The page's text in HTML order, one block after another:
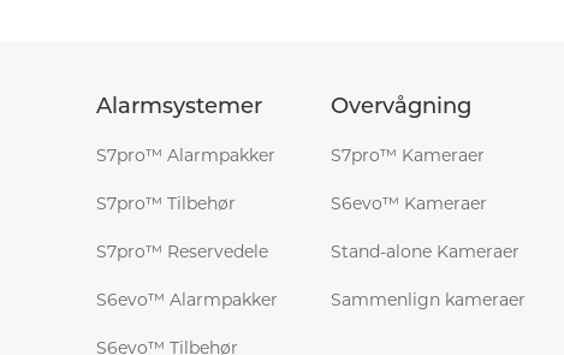
Alarmsystemer
S7pro™ Alarmpakker
S7pro™ Tilbehør
S7pro™ Reservedele
S6evo™ Alarmpakker
S6evo™ Tilbehør
Overvågning
S7pro™ Kameraer
S6evo™ Kameraer
Stand-alone Kameraer
Sammenlign kameraer